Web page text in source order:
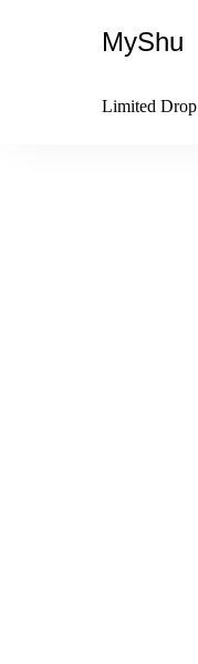
MyShu
Limited Drop